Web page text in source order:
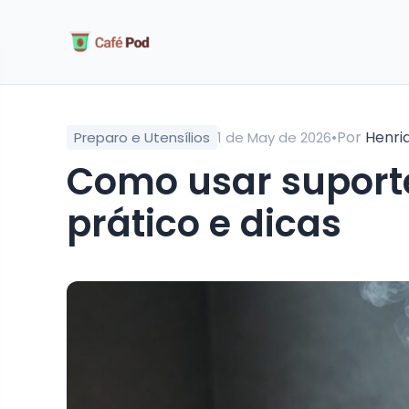
Preparo e Utensílios 1 de May de 2026•Por
Como usar suporte para Hario V60: guia
prático e dicas